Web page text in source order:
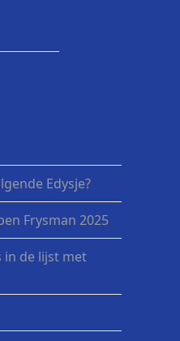
Edysje?
Frysman 2025
in de lijst met